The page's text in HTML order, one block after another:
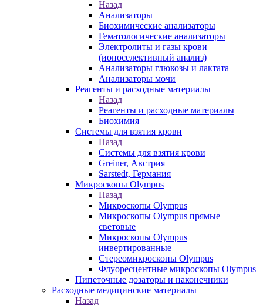
Назад
Анализаторы
Биохимические анализаторы
Гематологические анализаторы
Электролиты и газы крови
(ионоселективный анализ)
Анализаторы глюкозы и лактата
Анализаторы мочи
Реагенты и расходные материалы
Назад
Реагенты и расходные материалы
Биохимия
Системы для взятия крови
Назад
Системы для взятия крови
Greiner, Австрия
Sarstedt, Германия
Микроскопы Olympus
Назад
Микроскопы Olympus
Микроскопы Olympus прямые
световые
Микроскопы Olympus
инвертированные
Стереомикроскопы Olympus
Флуоресцентные микроскопы Olympus
Пипеточные дозаторы и наконечники
Расходные медицинские материалы
Назад